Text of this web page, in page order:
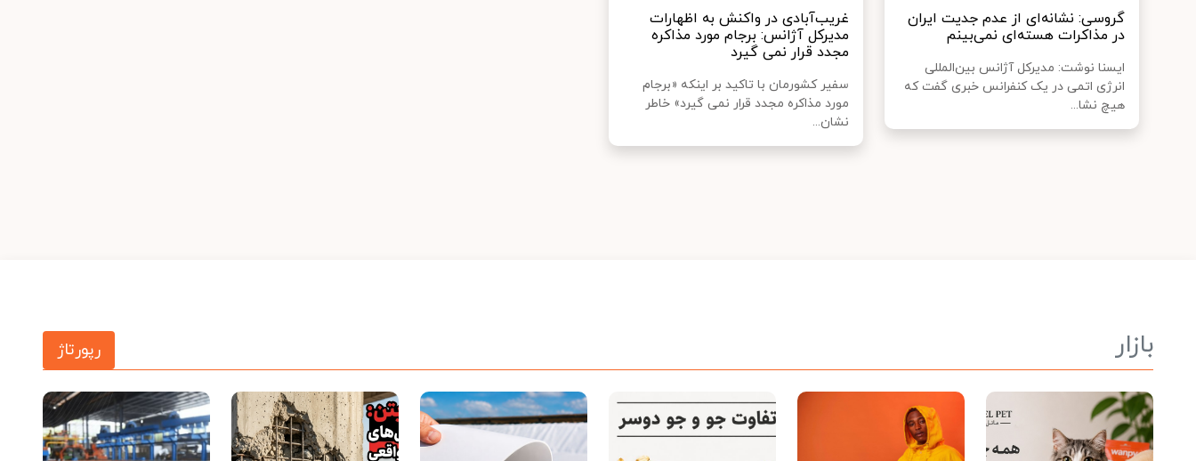
گروسی: نشانه‌ای از عدم جدیت ایران
در مذاکرات هسته‌ای نمی‌بینم
ایسنا نوشت: مدیرکل آژانس بین‌المللی
انرژی اتمی در یک کنفرانس خبری گفت که
هیچ نشا...
غریب‌آبادی در واکنش به اظهارات
مدیرکل آژانس: برجام مورد مذاکره
مجدد قرار نمی گیرد
سفیر کشورمان با تاکید بر اینکه «برجام
مورد مذاکره مجدد قرار نمی گیرد» خاطر
نشان...
بازار رپورتاژ